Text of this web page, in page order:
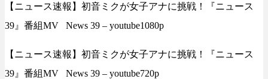
【ニュース速報】初音ミクが女子アナに挑戦！『ニュース
39』番組MV News 39 – youtube1080p
【ニュース速報】初音ミクが女子アナに挑戦！『ニュース
39』番組MV News 39 – youtube720p